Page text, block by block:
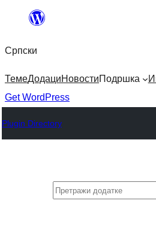
Скочи
садржај
Српски
ТемеДодациНовостиПодршка
Get WordPress
Plugin Directory
Претрага